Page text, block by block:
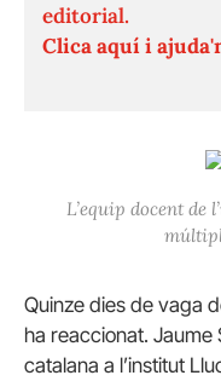
editorial.
Clica aquí i
L’equip docent de
Quinze dies de vaga
ha reaccionat. Jaume
catalana a l’institut